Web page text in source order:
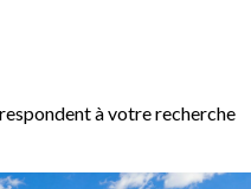
à votre recherche